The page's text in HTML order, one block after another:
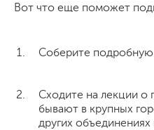
Вот что еще поможет
Соберите
Сходите на лекции о
бывают в крупных
других